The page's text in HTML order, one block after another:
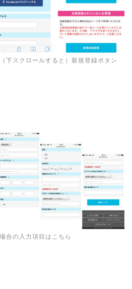
下スクロールすると）新規登録ボタン
合の入力項目はこちら